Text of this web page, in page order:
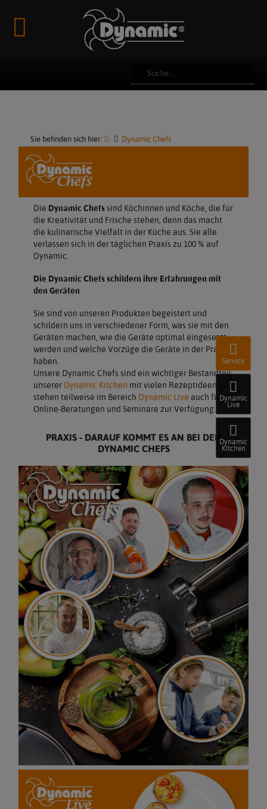
Service
Dynamic
Live
Dynamic
Kitchen
Sie befinden sich hier: Dynamic Chefs
Die Dynamic Chefssind Köchinnen und Köche, die für
die Kreativität und Frische stehen, denn das macht
die kulinarische Vielfalt in der Küche aus. Sie alle
verlassen sich in der täglichen Praxis zu 100 % auf
Dynamic.
Die Dynamic Chefs schildern ihre Erfahrungen mit
den Geräten
Sie sind von unseren Produkten begeistert und
schildern uns in verschiedener Form, was sie mit den
Geräten machen, wie die Geräte optimal eingesetzt
werden und welche Vorzüge die Geräte in der Praxis
haben.
Unsere Dynamic Chefs sind ein wichtiger Bestandteil
unserer Dynamic Kitchen mit vielen Rezeptideen und
stehen teilweise im Bereich Dynamic Live auch für
Online-Beratungen und Seminare zur Verfügung.
PRAXIS - DARAUF KOMMT ES AN BEI DEN
DYNAMIC CHEFS
Partner & Sponsoring
Kundenmeinungen - Referenzen
Kataloge & Prospekte